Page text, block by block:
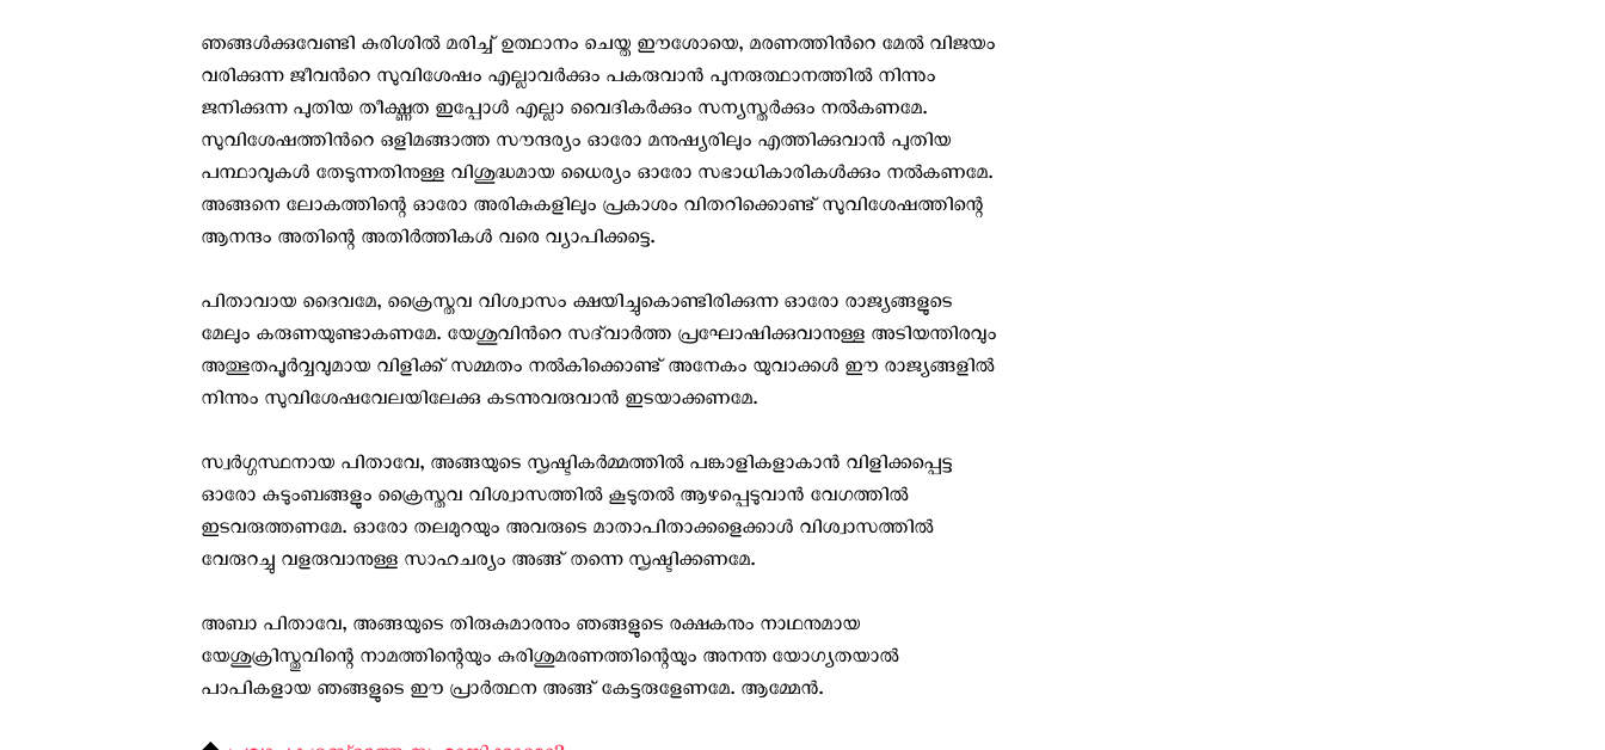
ഞങ്ങൾക്കുവേണ്ടി കുരിശിൽ മരിച്ച് ഉത്ഥാനം ചെയ്ത ഈശോയെ, മരണത്തിന്‍റെ മേല്‍ വിജയം
വരിക്കുന്ന ജീവന്‍റെ സുവിശേഷം എല്ലാവര്‍ക്കും പകരുവാന്‍ പുനരുത്ഥാനത്തില്‍ നിന്നും
ജനിക്കുന്ന പുതിയ തീക്ഷ്ണത ഇപ്പോള്‍ എല്ലാ വൈദികർക്കും സന്യസ്തർക്കും നൽകണമേ.
സുവിശേഷത്തിന്‍റെ ഒളിമങ്ങാത്ത സൗന്ദര്യം ഓരോ മനുഷ്യരിലും എത്തിക്കുവാന്‍ പുതിയ
പന്ഥാവുകള്‍ തേടുന്നതിനുള്ള വിശുദ്ധമായ ധൈര്യം ഓരോ സഭാധികാരികൾക്കും നൽകണമേ.
അങ്ങനെ ലോകത്തിന്റെ ഓരോ അരികുകളിലും പ്രകാശം വിതറിക്കൊണ്ട് സുവിശേഷത്തിന്റെ
ആനന്ദം അതിന്റെ അതിർത്തികൾ വരെ വ്യാപിക്കട്ടെ.
പിതാവായ ദൈവമേ, ക്രൈസ്തവ വിശ്വാസം ക്ഷയിച്ചുകൊണ്ടിരിക്കുന്ന ഓരോ രാജ്യങ്ങളുടെ
മേലും കരുണയുണ്ടാകണമേ. യേശുവിന്‍റെ സദ്‌വാര്‍ത്ത പ്രഘോഷിക്കുവാനുള്ള അടിയന്തിരവും
അത്ഭുതപൂര്‍വ്വവുമായ വിളിക്ക് സമ്മതം നല്‍കിക്കൊണ്ട് അനേകം യുവാക്കൾ ഈ രാജ്യങ്ങളിൽ
നിന്നും സുവിശേഷവേലയിലേക്കു കടന്നുവരുവാൻ ഇടയാക്കണമേ.
സ്വർഗ്ഗസ്ഥനായ പിതാവേ, അങ്ങയുടെ സൃഷ്ടികർമ്മത്തിൽ പങ്കാളികളാകാൻ വിളിക്കപ്പെട്ട
ഓരോ കുടുംബങ്ങളും ക്രൈസ്തവ വിശ്വാസത്തിൽ കൂടുതൽ ആഴപ്പെടുവാൻ വേഗത്തിൽ
ഇടവരുത്തണമേ. ഓരോ തലമുറയും അവരുടെ മാതാപിതാക്കളെക്കാൾ വിശ്വാസത്തിൽ
വേരുറച്ചു വളരുവാനുള്ള സാഹചര്യം അങ്ങ് തന്നെ സൃഷ്ടിക്കണമേ.
അബാ പിതാവേ, അങ്ങയുടെ തിരുകുമാരനും ഞങ്ങളുടെ രക്ഷകനും നാഥനുമായ
യേശുക്രിസ്തുവിന്റെ നാമത്തിന്റെയും കുരിശുമരണത്തിന്റെയും അനന്ത യോഗ്യതയാൽ
പാപികളായ ഞങ്ങളുടെ ഈ പ്രാർത്ഥന അങ്ങ് കേട്ടരുളേണമേ. ആമ്മേൻ.